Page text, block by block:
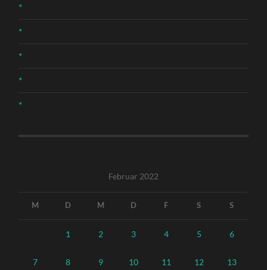
*
*
*
*
*
Februar 2022
M D M D F S S
1 2 3 4 5 6
7 8 9 10 11 12 13